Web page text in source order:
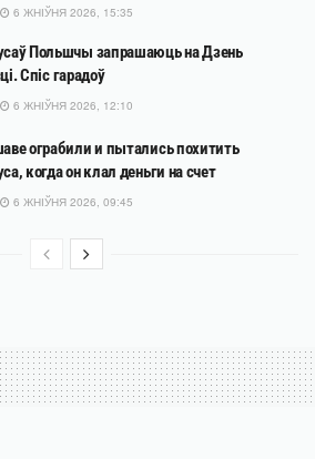
6 ЖНІЎНЯ 2026, 15:35
Польшчы запрашаюць на Дзень
Спіс гарадоў
6 ЖНІЎНЯ 2026, 12:10
ограбили и пытались похитить
когда он клал деньги на счет
6 ЖНІЎНЯ 2026, 09:45